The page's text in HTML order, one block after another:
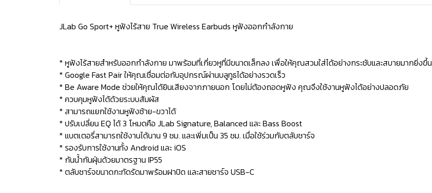
JLab Go Sport+ หูฟังไร้สาย True Wireless Earbuds หูฟังออกกำลังกาย
* หูฟังไร้สายสำหรับออกกำลังกาย มาพร้อมที่เกี่ยวหูที่มีขนาดเล็กลง เพื่อให้คุณสวมใส่ได้อย่างกระชับและสบายมากยิ่งขึ้น
* Google Fast Pair ให้คุณเชื่อมต่อกับอุปกรณ์ผ่านบลูทูธได้อย่างรวดเร็ว
* Be Aware Mode ช่วยให้คุณได้ยินเสียงจากภายนอก โดยไม่ต้องถอดหูฟัง คุณจึงใช้งานหูฟังได้อย่างปลอดภัย
* ควบคุมหูฟังได้ด้วยระบบสัมผัส
* สามารถแยกใช้งานหูฟังซ้าย-ขวาได้
* ปรับเปลี่ยน EQ ได้ 3 โหมดคือ JLab Signature, Balanced และ Bass Boost
* แบตเตอรี่สามารถใช้งานได้นาน 9 ชม. และเพิ่มเป็น 35 ชม. เมื่อใช้ร่วมกับตลับชาร์จ
* รองรับการใช้งานทั้ง Android และ iOS
* กันน้ำกันฝุ่นด้วยมาตรฐาน IP55
* ตลับชาร์จขนาดกะทัดรัดมาพร้อมฝาปิด และสายชาร์จ USB-C